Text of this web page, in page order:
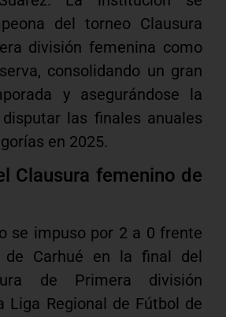
del torneo Clausura
división femenina como
consolidando un gran
y asegurándose la
las finales anuales
en 2025.
Clausura femenino de
se impuso por 2 a 0 frente
Carhué en la final del
de Primera división
Liga Regional de Fútbol de